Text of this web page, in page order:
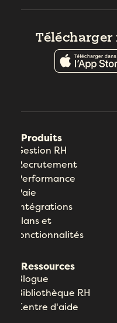
Télécharger
Produits
Gestion RH
Recrutement
Performance
Paie
Intégrations
Plans et
fonctionnalités
Ressources
Blogue
Bibliothèque RH
Centre d'aide